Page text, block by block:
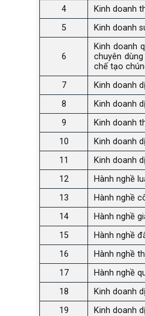
4
Kinh doanh
5
Kinh doanh
6
Kinh doanh
chuyên
chế tạo
7
Kinh doanh
8
Kinh doanh
9
Kinh doanh
10
Kinh doanh
11
Kinh doanh
12
Hành nghề
13
Hành nghề
14
Hành nghề
15
Hành nghề
16
Hành nghề
17
Hành nghề
18
Kinh doanh
19
Kinh doanh